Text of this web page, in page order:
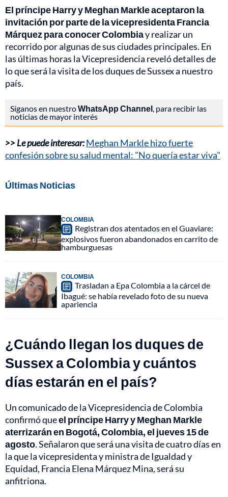
El príncipe Harry y Meghan Markle aceptaron la
invitación por parte de la vicepresidenta Francia
Márquez para conocer Colombiay realizar un
recorrido por algunas de sus ciudades principales. En
las últimas horas la Vicepresidencia reveló detalles de
lo que será la visita de los duques de Sussex a nuestro
país.
Síganos en nuestroWhatsApp Channel, para recibir las
noticias de mayor interés
>> Le puede interesar:Meghan Markle hizo fuerte
confesión sobre su salud mental: "No quería estar viva"
Últimas Noticias
COLOMBIA
Registran dos atentados en el Guaviare:
explosivos fueron abandonados en carrito de
hamburguesas
COLOMBIA
Trasladan a Epa Colombia a la cárcel de
Ibagué: se había revelado foto de su nueva
apariencia
¿Cuándo llegan los duques de
Sussex a Colombia y cuántos
días estarán en el país?
Un comunicado de la Vicepresidencia de Colombia
confirmó queel príncipe Harry y Meghan Markle
aterrizarán en Bogotá, Colombia, el jueves 15 de
agosto. Señalaron que será una visita de cuatro días en
la que la vicepresidenta y ministra de Igualdad y
Equidad, Francia Elena Márquez Mina, será su
anfitriona.